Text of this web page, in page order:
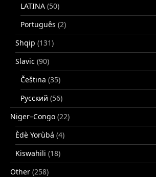
LATINA (50)
Português (2)
Shqip (131)
Slavic (90)
Čeština (35)
Русский (56)
Niger–Congo (22)
Èdè Yorùbá (4)
Kiswahili (18)
Other (258)